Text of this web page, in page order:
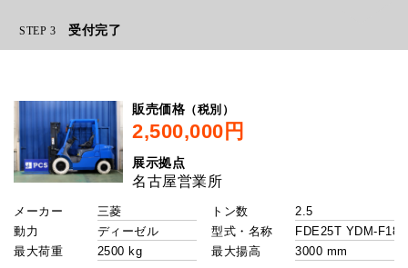
3 受付完了
販売価格 （税別）
展示拠点
メーカー
トン数
動力
型式・名称
最大荷重
最大揚高